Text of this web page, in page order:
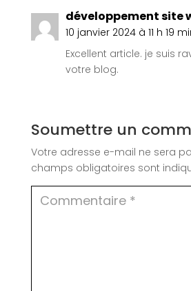
développement site
10 janvier 2024 à 11 h 19
Excellent article. je suis
votre blog.
Soumettre un
Votre adresse e-mail ne sera
champs obligatoires sont